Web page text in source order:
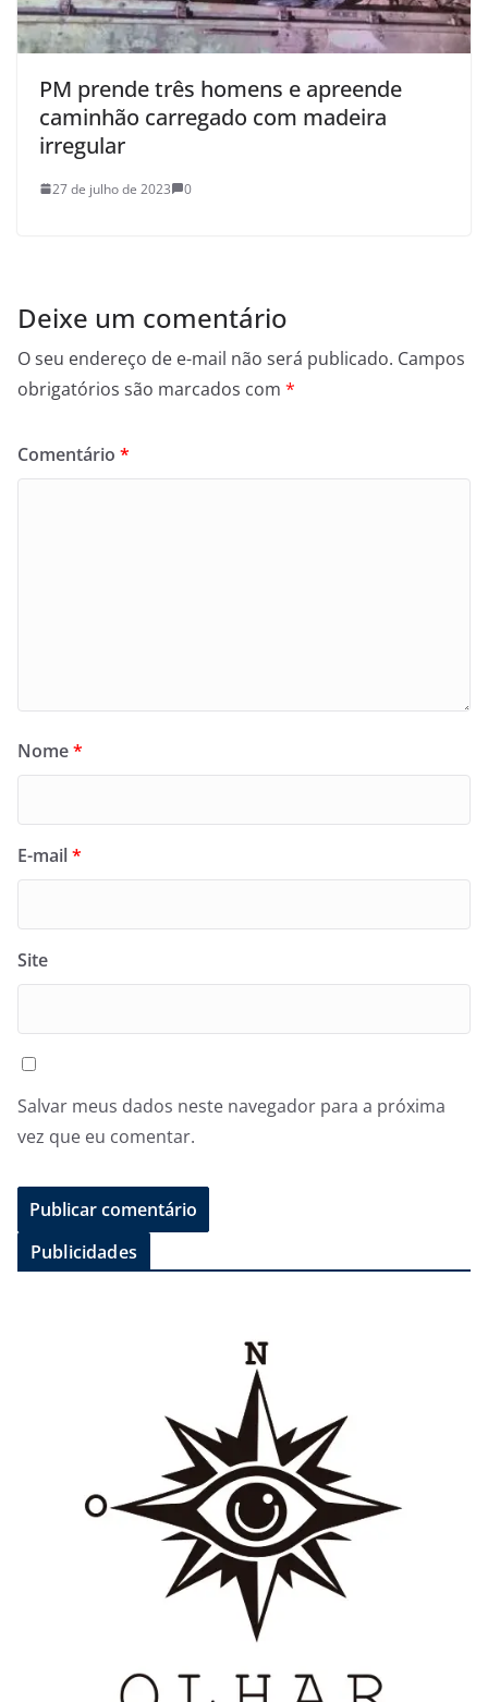
PM prende três homens e apreende
caminhão carregado com madeira
irregular
27 de julho de 2023 0
Deixe um comentário
O seu endereço de e-mail não será publicado. Campos
obrigatórios são marcados com *
Comentário *
Nome*
E-mail*
Site
Salvar meus dados neste navegador para a próxima
vez que eu comentar.
Publicidades